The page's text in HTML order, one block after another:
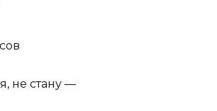
не стану —